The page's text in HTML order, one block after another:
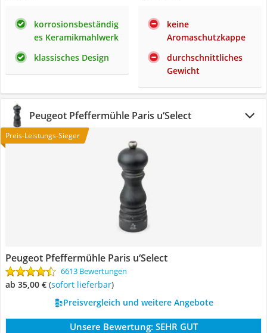
korrosionsbeständig
es Keramikmahlwerk
klassisches Design
keine
Aromaschutzkappe
durchschnittliches
Gewicht
Peugeot Pfeffermühle Paris u‘Select
Preis-Leistungs-Sieger
Peugeot Pfeffermühle Paris u‘Select
6613 Bewertungen
ab 35,00 € ( Sofort lieferbar)
Preisvergleich und weitere Angebote
Unsere Bewertung: SEHR GUT